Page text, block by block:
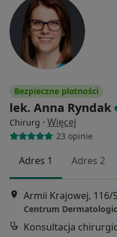
Bezpieczne płatności
lek. Anna Ryndak
Chirurg · Więcej
23 opinie
Adres 1 Adres 2
Armii Krajowej, 116/
Centrum
Konsultacja